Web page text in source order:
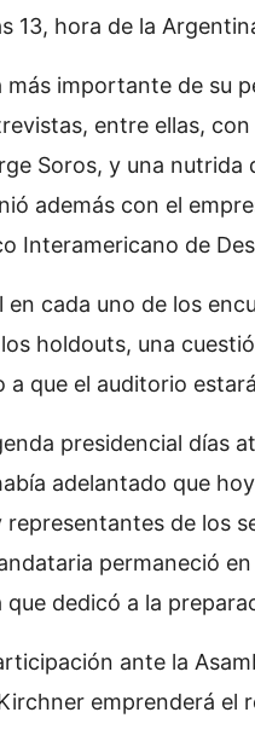
13, hora de la
más importante de su
entre ellas,
Soros, y una
además con el
Interamericano de
en cada uno de los
holdouts, una
a que el auditorio
presidencial días
adelantado que
representantes de los
permaneció
que dedicó a la
ante la
emprenderá el